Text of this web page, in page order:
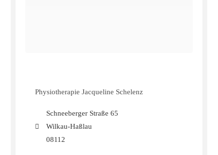
Physiotherapie Jacqueline Schelenz
Schneeberger Straße 65
Wilkau-Haßlau
08112